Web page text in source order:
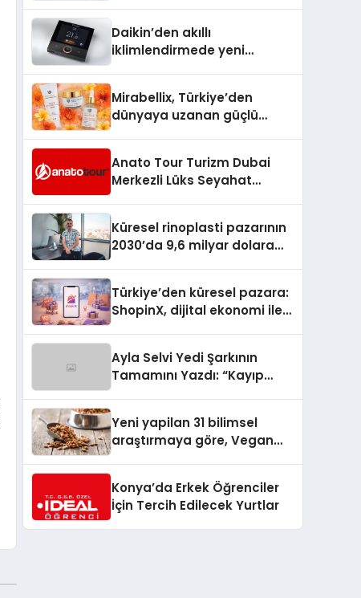
Daikin’den akıllı
iklimlendirmede yeni
Mirabellix, Türkiye’den
dünyaya uzanan güçlü
Anato Tour Turizm Dubai
Merkezli Lüks Seyahat
Küresel rinoplasti pazarının
2030’da 9,6 milyar dolara
Türkiye’den küresel pazara:
ShopinX, dijital ekonomi ile
Ayla Selvi Yedi Şarkının
Tamamını Yazdı: “Kayıp
Yeni yapilan 31 bilimsel
araştırmaya göre, Vegan
Sindirildiğini Ortaya Koydu
Konya’da Erkek Öğrenciler
İçin Tercih Edilecek Yurtlar